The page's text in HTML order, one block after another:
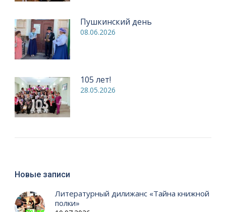
Пушкинский день
08.06.2026
105 лет!
28.05.2026
Новые записи
Литературный дилижанс «Тайна книжной
полки»